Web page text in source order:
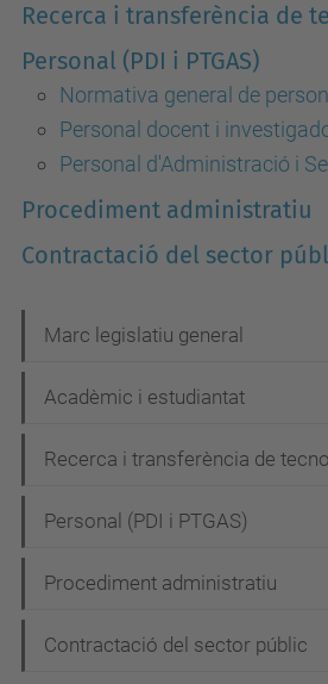
Recerca i transferència de
Personal (PDI i PTGAS)
Normativa general de
Personal docent i
Personal d'Administració i
Procediment administratiu
Contractació del sector
a
v
g
a
i
ó
Marc legislatiu general
Acadèmic i estudiantat
Recerca i transferència de
Personal (PDI i PTGAS)
Procediment administratiu
Contractació del sector públic